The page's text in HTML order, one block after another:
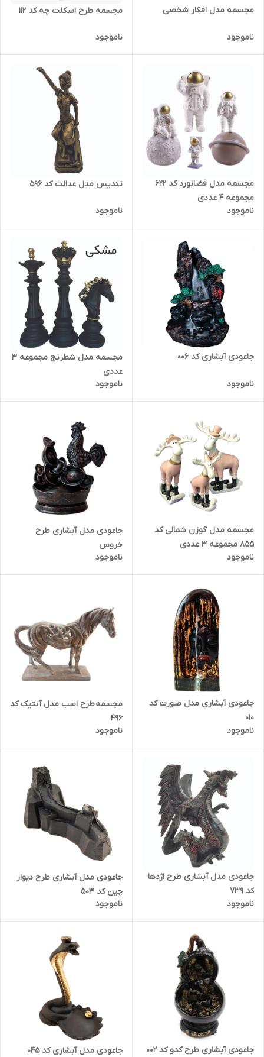
مجسمه مدل افکار شخصی
ناموجود
مجسمه طرح اسکلت چه کد 112
ناموجود
مجسمه مدل فضانورد کد 622
مجموعه 4 عددی
ناموجود
تندیس مدل عدالت کد 596
ناموجود
جاعودی آبشاری کد 006
ناموجود
مجسمه مدل شطرنج مجموعه 3
عددی
ناموجود
مجسمه مدل گوزن شمالی کد
855 مجموعه 3 عددی
ناموجود
جاعودی مدل آبشاری طرح
خروس
ناموجود
جاعودی آبشاری مدل صورت کد
010
ناموجود
مجسمه طرح اسب مدل آنتیک کد
496
ناموجود
جاعودی مدل آبشاری طرح اژدها
کد 739
ناموجود
جاعودی مدل آبشاری طرح دیوار
چین کد 503
ناموجود
جاعودی آبشاری طرح کدو کد 002 جاعودی مدل آبشاری کد 045